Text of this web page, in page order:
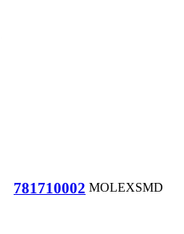
781710002 MOLEXSMD